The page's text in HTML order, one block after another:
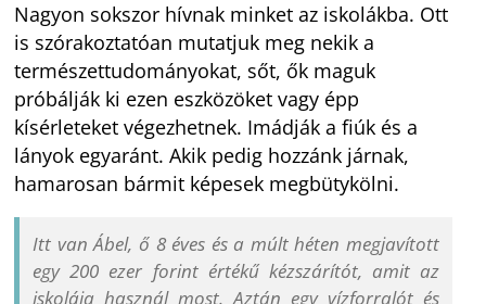
Nagyon sokszor hívnak minket az iskolákba. Ott
is szórakoztatóan mutatjuk meg nekik a
természettudományokat, sőt, ők maguk
próbálják ki ezen eszközöket vagy épp
kísérleteket végezhetnek. Imádják a fiúk és a
lányok egyaránt. Akik pedig hozzánk járnak,
hamarosan bármit képesek megbütykölni.
Itt van Ábel, ő 8 éves és a múlt héten megjavított
egy 200 ezer forint értékű kézszárítót, amit az
iskolája használ most. Aztán egy vízforralót és